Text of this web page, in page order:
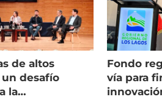
de altos
desafío
la
Fondo
vía para